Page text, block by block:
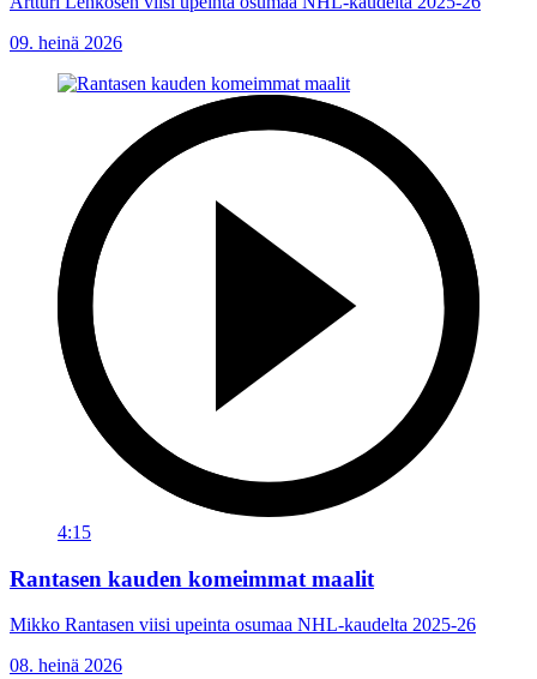
09. heinä 2026
4:15
Rantasen kauden komeimmat maalit
Mikko Rantasen viisi upeinta osumaa NHL-kaudelta 2025-26
08. heinä 2026